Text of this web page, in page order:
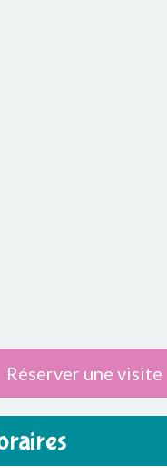
Réserver une visite